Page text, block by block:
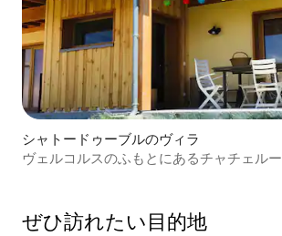
シャトードゥーブルのヴィラ
ヴェルコルスのふもとにあるチャチェル
ぜひ訪⁠れ⁠た⁠い目⁠的⁠地